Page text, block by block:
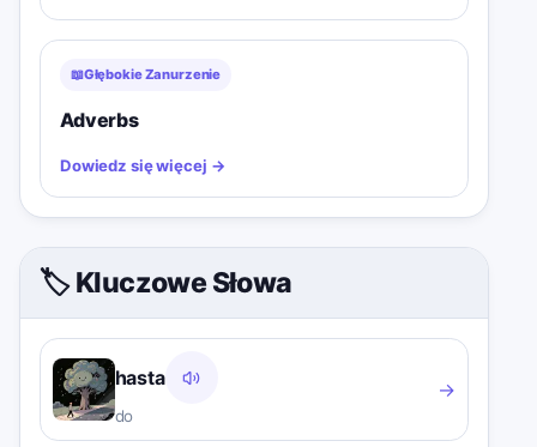
📖Głębokie Zanurzenie
Adverbs
Dowiedz się więcej →
🏷️ Kluczowe Słowa
hasta
do
→